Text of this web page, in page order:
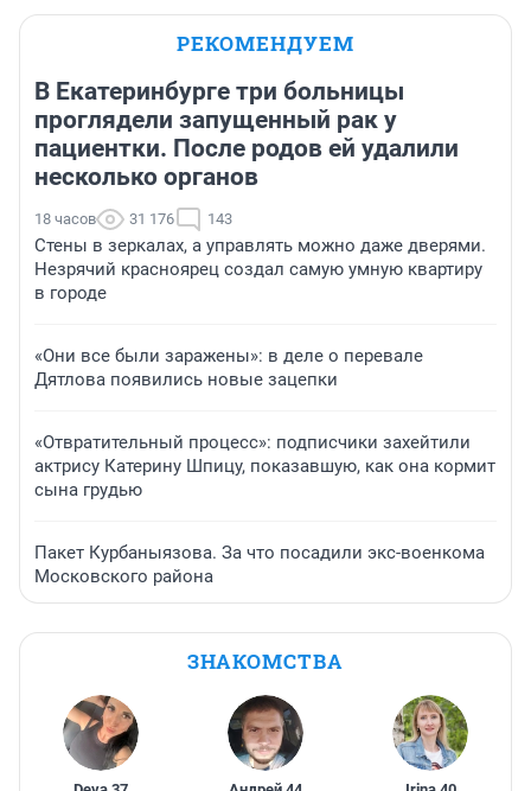
РЕКОМЕНДУЕМ
В Екатеринбурге три больницы
проглядели запущенный рак у
пациентки. После родов ей удалили
несколько органов
18 часов 31 176 143
Стены в зеркалах, а управлять можно даже дверями.
Незрячий красноярец создал самую умную квартиру
в городе
«Они все были заражены»: в деле о перевале
Дятлова появились новые зацепки
«Отвратительный процесс»: подписчики захейтили
актрису Катерину Шпицу, показавшую, как она кормит
сына грудью
Пакет Курбаныязова. За что посадили экс-военкома
Московского района
ЗНАКОМСТВА